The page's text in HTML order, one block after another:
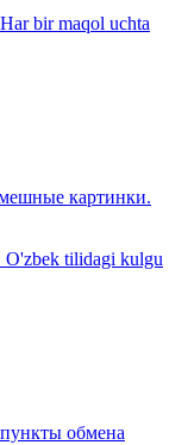
bir maqol uchta
картинки.
O'zbek tilidagi kulgu
обмена